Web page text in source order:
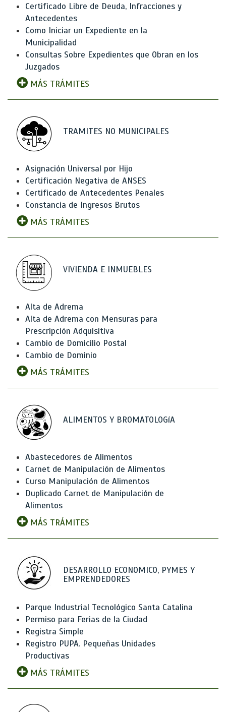
Certificado Libre de Deuda, Infracciones y
Antecedentes
Como Iniciar un Expediente en la
Municipalidad
Consultas Sobre Expedientes que Obran en los
Juzgados
MÁS TRÁMITES
TRAMITES NO MUNICIPALES
Asignación Universal por Hijo
Certificación Negativa de ANSES
Certificado de Antecedentes Penales
Constancia de Ingresos Brutos
MÁS TRÁMITES
VIVIENDA E INMUEBLES
Alta de Adrema
Alta de Adrema con Mensuras para
Prescripción Adquisitiva
Cambio de Domicilio Postal
Cambio de Dominio
MÁS TRÁMITES
ALIMENTOS Y BROMATOLOGíA
Abastecedores de Alimentos
Carnet de Manipulación de Alimentos
Curso Manipulación de Alimentos
Duplicado Carnet de Manipulación de
Alimentos
MÁS TRÁMITES
DESARROLLO ECONOMICO, PYMES Y
EMPRENDEDORES
Parque Industrial Tecnológico Santa Catalina
Permiso para Ferias de la Ciudad
Registra Simple
Registro PUPA. Pequeñas Unidades
Productivas
MÁS TRÁMITES